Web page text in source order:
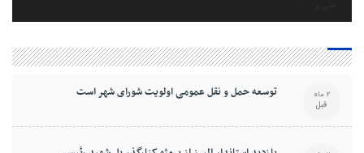
توسعه حمل و نقل عمومی اولویت شورای شهر است 2 ماه
قبل